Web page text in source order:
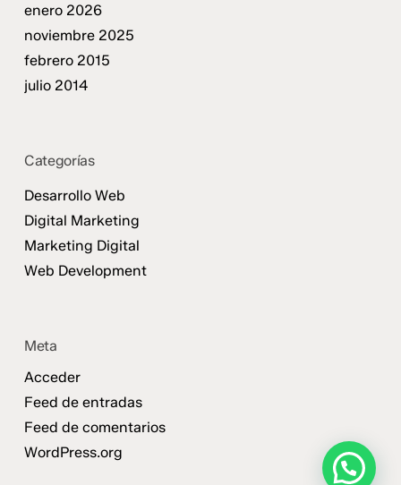
enero 2026
noviembre 2025
febrero 2015
julio 2014
Categorías
Desarrollo Web
Digital Marketing
Marketing Digital
Web Development
Meta
Acceder
Feed de entradas
Feed de comentarios
WordPress.org